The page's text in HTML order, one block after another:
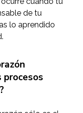
de tu
lo aprendido
procesos